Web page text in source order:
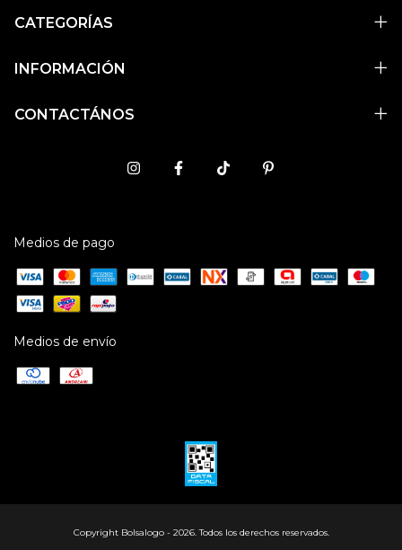
CATEGORÍAS
INFORMACIÓN
CONTACTÁNOS
Medios de pago
Medios de envío
Copyright Bolsalogo - 2026. Todos los derechos reservados.